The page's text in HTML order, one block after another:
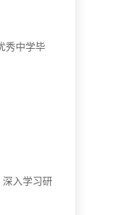
秀中学毕
深入学习研